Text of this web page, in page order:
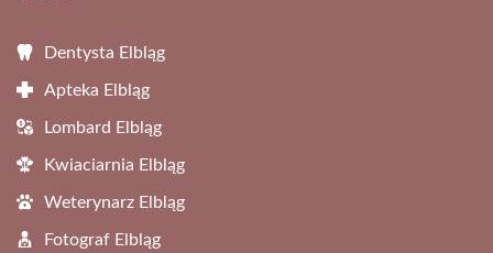
Dentysta Elbląg
Apteka Elbląg
Lombard Elbląg
Kwiaciarnia Elbląg
Weterynarz Elbląg
Fotograf Elbląg